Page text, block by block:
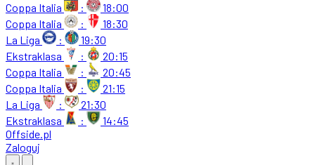
Coppa Italia
:
18:00
Coppa Italia
:
18:30
La Liga
:
19:30
Ekstraklasa
:
20:15
Coppa Italia
:
20:45
Coppa Italia
:
21:15
La Liga
:
21:30
Ekstraklasa
:
14:45
Offside.pl
Zaloguj